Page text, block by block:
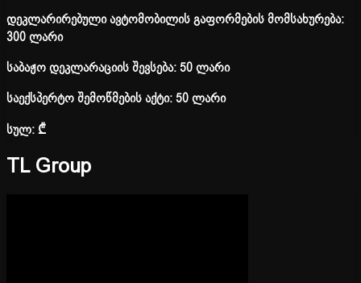
დეკლარირებული ავტომობილის გაფორმების მომსახურება:
300 ლარი
საბაჟო დეკლარაციის შევსება: 50 ლარი
საექსპერტო შემოწმების აქტი: 50 ლარი
სულ:₾
TL Group